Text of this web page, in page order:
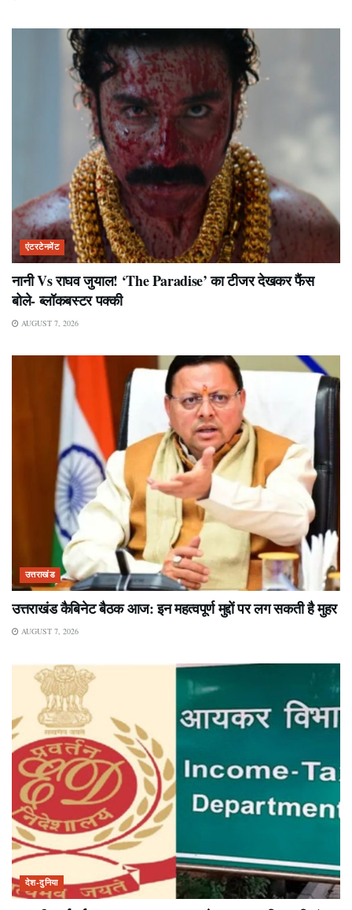
एंटरटेनमेंट
नानी Vs राघव जुयाल! ‘The Paradise’ का टीजर देखकर फैंस
बोले- ब्लॉकबस्टर पक्की
AUGUST 7, 2026
उत्तराखंड
उत्तराखंड कैबिनेट बैठक आज: इन महत्वपूर्ण मुद्दों पर लग सकती है मुहर
AUGUST 7, 2026
देश-दुनिया